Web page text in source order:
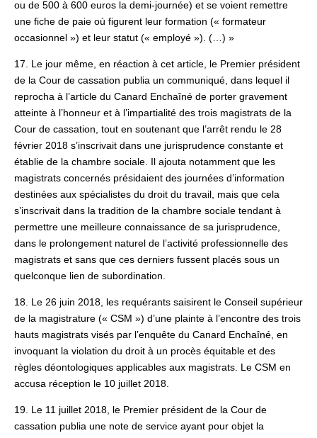
ou de 500 à 600 euros la demi-journée) et se voient remettre
une fiche de paie où figurent leur formation (« formateur
occasionnel ») et leur statut (« employé »). (…) »
17. Le jour même, en réaction à cet article, le Premier président
de la Cour de cassation publia un communiqué, dans lequel il
reprocha à l’article du Canard Enchaîné de porter gravement
atteinte à l’honneur et à l’impartialité des trois magistrats de la
Cour de cassation, tout en soutenant que l’arrêt rendu le 28
février 2018 s’inscrivait dans une jurisprudence constante et
établie de la chambre sociale. Il ajouta notamment que les
magistrats concernés présidaient des journées d’information
destinées aux spécialistes du droit du travail, mais que cela
s’inscrivait dans la tradition de la chambre sociale tendant à
permettre une meilleure connaissance de sa jurisprudence,
dans le prolongement naturel de l’activité professionnelle des
magistrats et sans que ces derniers fussent placés sous un
quelconque lien de subordination.
18. Le 26 juin 2018, les requérants saisirent le Conseil supérieur
de la magistrature (« CSM ») d’une plainte à l’encontre des trois
hauts magistrats visés par l’enquête du Canard Enchaîné, en
invoquant la violation du droit à un procès équitable et des
règles déontologiques applicables aux magistrats. Le CSM en
accusa réception le 10 juillet 2018.
19. Le 11 juillet 2018, le Premier président de la Cour de
cassation publia une note de service ayant pour objet la